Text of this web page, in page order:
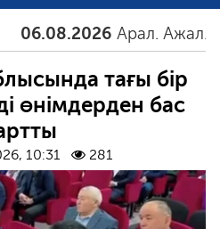
06.08.2026 Арал. Ажал.
тағы бір
өнімдерден бас
10:31 281